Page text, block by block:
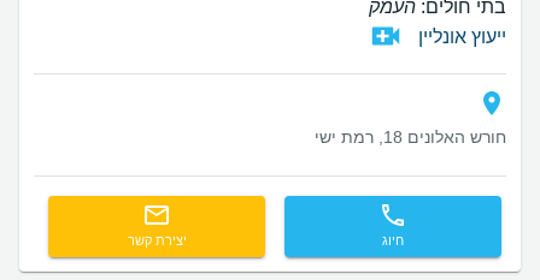
בתי חולים: העמק
ייעוץ אונליין
חורש האלונים 18, רמת ישי
חיוג יצירת קשר